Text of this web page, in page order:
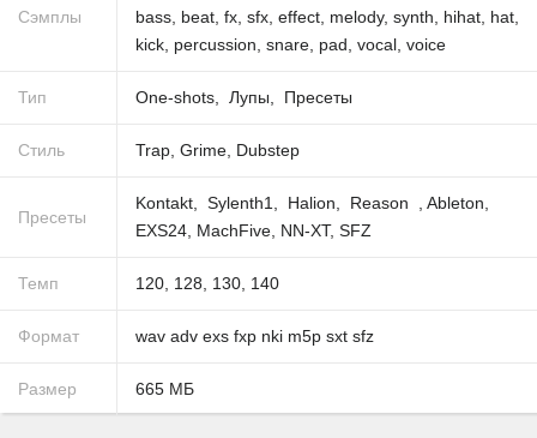
Сэмплы
bass beat fx sfx effect melody, synth hihat hat
kick percussion snare pad vocal voice
Тип One-shots Лупы Пресеты
Стиль Trap Grime Dubstep
Пресеты
Kontakt Sylenth1 Halion Reason Ableton
EXS24 MachFive NN-XT, SFZ
Темп 120 128 130 140
Формат wav adv exs fxp nki m5p sxt sfz
Размер 665 МБ